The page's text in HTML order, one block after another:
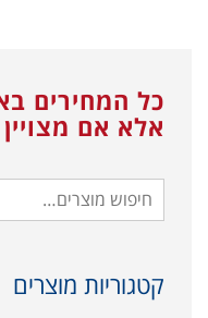
כל המחירים
אלא אם
קטגוריות מוצרים